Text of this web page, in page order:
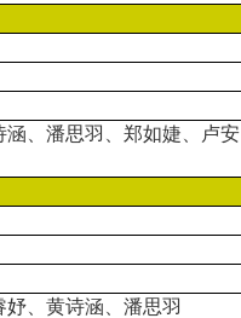
、潘思羽、郑如婕、卢安
、黄诗涵、潘思羽